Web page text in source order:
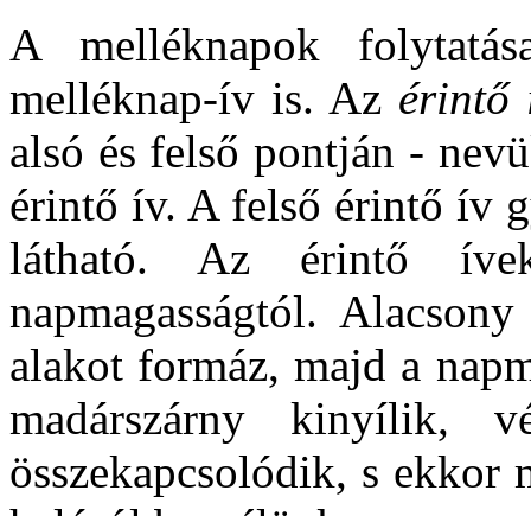
A melléknapok
melléknap-ív is. Az érintő
alsó és felső pontján -
érintő ív. A felső érintő ív
látható. Az érintő
napmagasságtól.
alakot formáz, majd a
madárszárny
összekapcsolódik, s